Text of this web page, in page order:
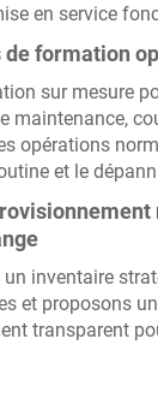
en service
de formation
sur mesure
maintenance,
opérations
et le
inventaire
et proposons
transparent